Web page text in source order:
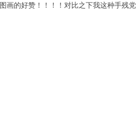
图画的好赞！！！！对比之下我这种手残